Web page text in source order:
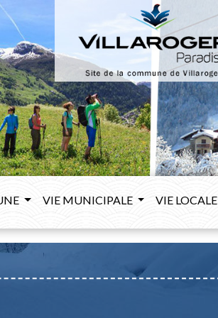
VIE MUNICIPALE VIE LOCALE